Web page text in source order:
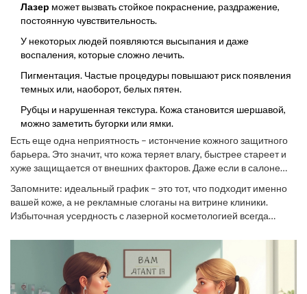
Лазер может вызвать стойкое покраснение, раздражение,
постоянную чувствительность.
У некоторых людей появляются высыпания и даже
воспаления, которые сложно лечить.
Пигментация. Частые процедуры повышают риск появления
темных или, наоборот, белых пятен.
Рубцы и нарушенная текстура. Кожа становится шершавой,
можно заметить бугорки или ямки.
Есть еще одна неприятность – истончение кожного защитного
барьера. Это значит, что кожа теряет влагу, быстрее стареет и
хуже защищается от внешних факторов. Даже если в салоне
процедур может испортить лицо или зону обработки.
Исправлять это потом долго и дорого.
Запомните: идеальный график – это тот, что подходит именно
вашей коже, а не рекламные слоганы на витрине клиники.
Избыточная усердность с лазерной косметологией всегда